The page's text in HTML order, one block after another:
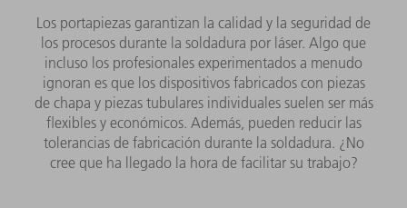
Los portapiezas garantizan la calidad y la seguridad de
los procesos durante la soldadura por láser. Algo que
incluso los profesionales experimentados a menudo
ignoran es que los dispositivos fabricados con piezas
de chapa y piezas tubulares individuales suelen ser más
flexibles y económicos. Además, pueden reducir las
tolerancias de fabricación durante la soldadura. ¿No
cree que ha llegado la hora de facilitar su trabajo?